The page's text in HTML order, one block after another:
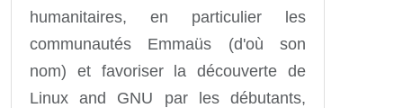
humanitaires, en particulier les
communautés Emmaüs (d'où son
nom) et favoriser la découverte de
Linux and GNU par les débutants,